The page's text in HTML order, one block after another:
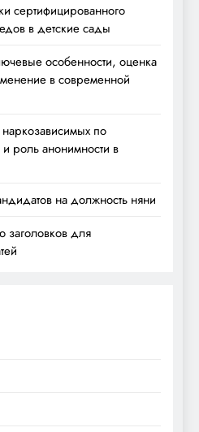
сертифицированного
в детские сады
особенности, оценка
в современной
по
роль анонимности в
на должность няни
для